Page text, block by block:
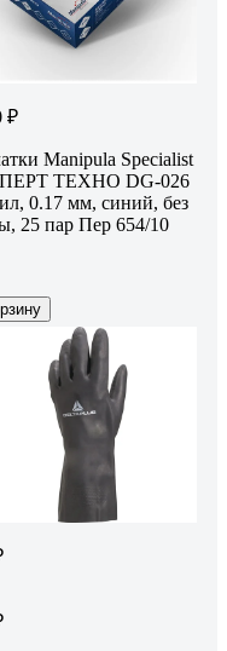
₽
Manipula Specialist
ТЕХНО DG-026
0.17 мм, синий, без
25 пар Пер 654/10